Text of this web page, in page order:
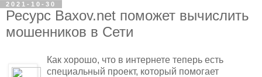
2021-10-30
Ресурс Baxov.net поможет вычислить
мошенников в Сети
Как хорошо, что в интернете теперь есть
специальный проект, который помогает